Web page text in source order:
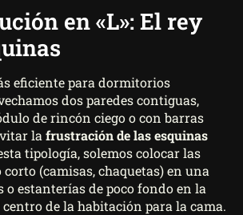
en «L»: El rey
eficiente para dormitorios
dos paredes contiguas,
de rincón ciego o con barras
la frustración de las esquinas
tipología, solemos colocar las
corto (camisas, chaquetas) en una
o estanterías de poco fondo en la
de la habitación para la cama.